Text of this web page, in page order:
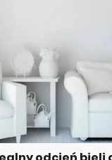
odcień bieli